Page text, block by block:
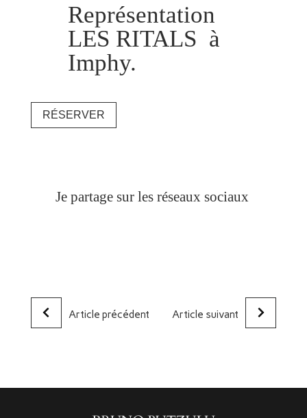
Représentation
LES RITALS à
Imphy.
RÉSERVER
Je partage sur les réseaux sociaux
Article précédent Article suivant